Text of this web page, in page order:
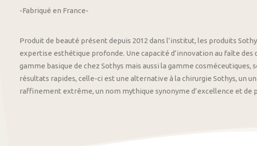
-Fabriqué en France-
Produit de beauté présent depuis 2012 dans l’institut, les produits
expertise esthétique profonde. Une capacité d’innovation au faîte
gamme basique de chez Sothys mais aussi la gamme
résultats rapides, celle-ci est une alternative à la chirurgie Sothys, un
raffinement extrême, un nom mythique synonyme d’excellence et de